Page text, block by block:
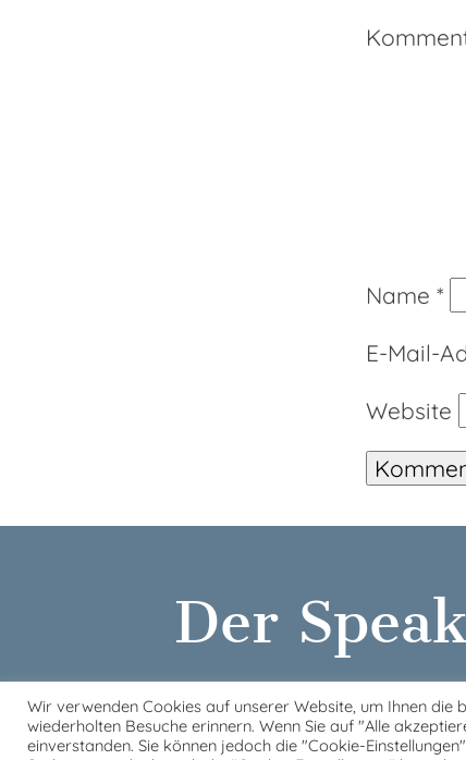
Name *
E-Mail-
Website
Der
23.⁠ ⁠- 27. April 2025
Wir verwenden Cookies auf unserer Website, um Ihnen die
wiederholten Besuche erinnern. Wenn Sie auf "Alle
einverstanden. Sie können jedoch die "Cookie-